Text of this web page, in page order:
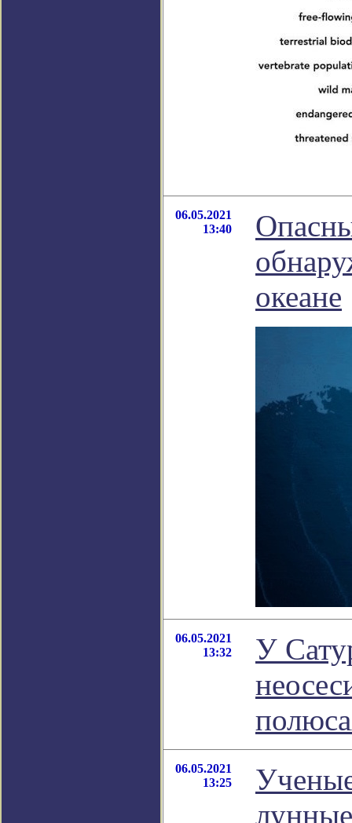
06.05.2021
13:40
океане
06.05.2021
13:32
У
06.05.2021
13:25